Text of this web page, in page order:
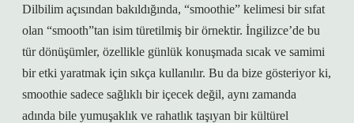
Dilbilim açısından bakıldığında, “smoothie” kelimesi bir sıfat
olan “smooth”tan isim türetilmiş bir örnektir. İngilizce’de bu
tür dönüşümler, özellikle günlük konuşmada sıcak ve samimi
bir etki yaratmak için sıkça kullanılır. Bu da bize gösteriyor ki,
smoothie sadece sağlıklı bir içecek değil, aynı zamanda
adında bile yumuşaklık ve rahatlık taşıyan bir kültürel